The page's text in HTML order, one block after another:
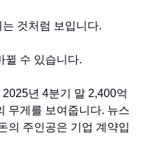
것처럼 보입니다.
뀔 수 있습니다.
년 4분기 말 2,400억
무게를 보여줍니다. 뉴스
의 주인공은 기업 계약입